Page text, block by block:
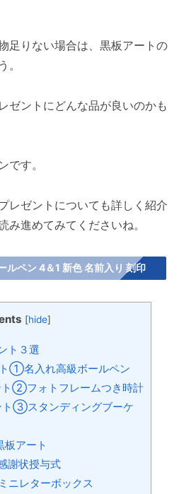
足りない場合は、黒板アートの
。
ゼントにどんな品が良いのかも
です。
レゼントについても詳しく紹介
み進めてみてくださいね。
ルペン 4＆1 新色 名前入り 刻印
[hide]
ト３選
①名入れ高級ボールペン
ト②フォトフレームつき時計
ト③スタンディングブーケ
アート
謝状授与式
レターボックス